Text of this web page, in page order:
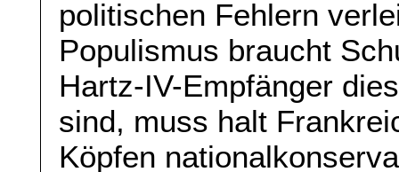
politischen Fehlern
Populismus braucht
Hartz-IV-Empfänger
sind, muss halt
Köpfen